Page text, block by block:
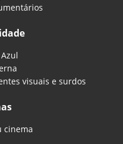
visuais e surdos
cinema